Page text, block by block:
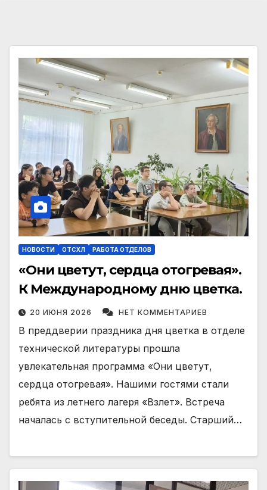
НОВОСТИ ОТСХЛ РАБОТА ОТДЕЛОВ
«Они цветут, сердца отогревая».
К Международному дню цветка.
20 ИЮНЯ 2026 НЕТ КОММЕНТАРИЕВ
В преддверии праздника дня цветка в отделе
технической литературы прошла
увлекательная программа «Они цветут,
сердца отогревая». Нашими гостями стали
ребята из летнего лагеря «Взлет». Встреча
началась с вступительной беседы. Старший…